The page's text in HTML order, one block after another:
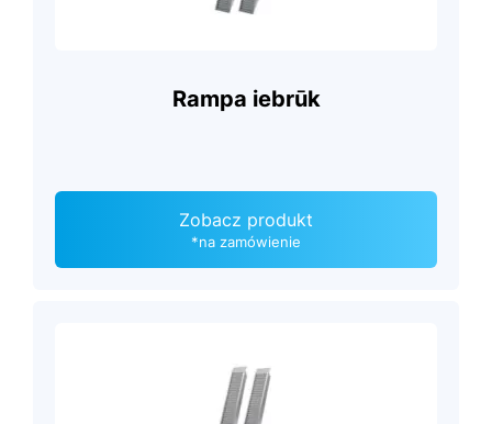
Rampa iebrūk
Zobacz produkt
*na zamówienie